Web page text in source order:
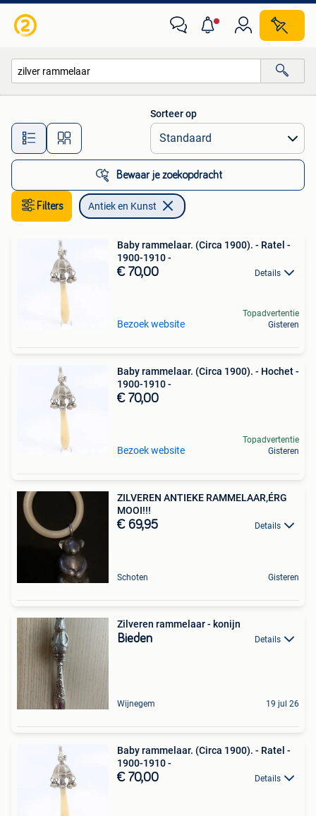
Alle afstanden…
Sorteer op
Bewaar je zoekopdracht
Filters Antiek en Kunst
Baby rammelaar. (Circa 1900). - Ratel -
1900-1910 -
€ 70,00 Details
Bezoek website
Topadvertentie
Gisteren
Baby rammelaar. (Circa 1900). - Hochet -
1900-1910 -
€ 70,00
Bezoek website
Topadvertentie
Gisteren
ZILVEREN ANTIEKE RAMMELAAR,ÉRG
MOOI!!!
€ 69,95 Details
Schoten Gisteren
Zilveren rammelaar - konijn
Bieden Details
Wijnegem 19 jul 26
Baby rammelaar. (Circa 1900). - Ratel -
1900-1910 -
€ 70,00 Details